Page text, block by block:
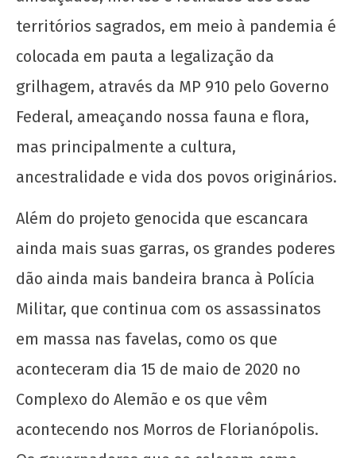
territórios sagrados, em meio à pandemia é
colocada em pauta a legalização da
grilhagem, através da MP 910 pelo Governo
Federal, ameaçando nossa fauna e flora,
mas principalmente a cultura,
ancestralidade e vida dos povos originários.
Além do projeto genocida que escancara
ainda mais suas garras, os grandes poderes
dão ainda mais bandeira branca à Polícia
Militar, que continua com os assassinatos
em massa nas favelas, como os que
aconteceram dia 15 de maio de 2020 no
Complexo do Alemão e os que vêm
acontecendo nos Morros de Florianópolis.